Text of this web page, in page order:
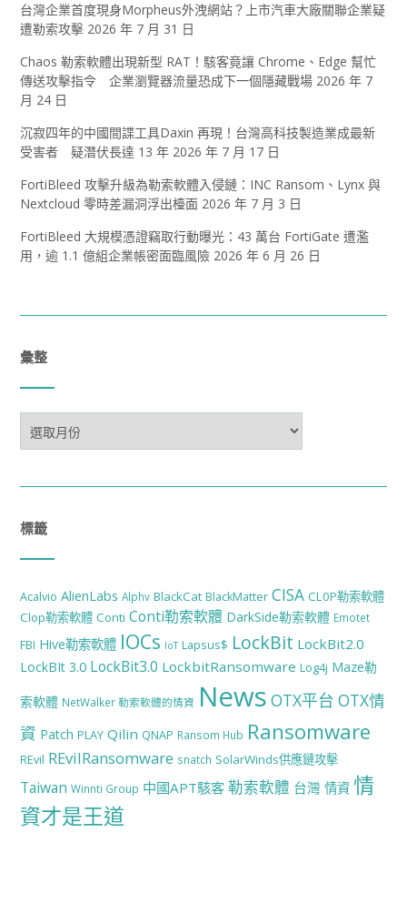
台灣企業首度現身Morpheus外洩網站？上市汽車大廠關聯企業疑
遭勒索攻擊 2026 年 7 月 31 日
Chaos 勒索軟體出現新型 RAT！駭客竟讓 Chrome、Edge 幫忙
傳送攻擊指令 企業瀏覽器流量恐成下一個隱藏戰場 2026 年 7
月 24 日
沉寂四年的中國間諜工具Daxin 再現！台灣高科技製造業成最新
受害者 疑潛伏長達 13 年 2026 年 7 月 17 日
FortiBleed 攻擊升級為勒索軟體入侵鏈：INC Ransom、Lynx 與
Nextcloud 零時差漏洞浮出檯面 2026 年 7 月 3 日
FortiBleed 大規模憑證竊取行動曝光：43 萬台 FortiGate 遭濫
用，逾 1.1 億組企業帳密面臨風險 2026 年 6 月 26 日
彙整
整
標籤
Acalvio AlienLabs Alphv BlackCat BlackMatter CISA CL0P勒索軟體
Clop勒索軟體 Conti Conti勒索軟體 DarkSide勒索軟體 Emotet
FBI Hive勒索軟體 IOCs IoT Lapsus$ LockBit LockBit2.0
LockBIt 3.0 LockBit3.0 LockbitRansomware Log4j Maze勒
索軟體 NetWalker 勒索軟體的情資 News OTX平台 OTX情
資 Patch PLAY Qilin QNAP Ransom Hub Ransomware
REvil REvilRansomware snatch SolarWinds供應鏈攻擊
Taiwan Winnti Group 中國APT駭客 勒索軟體 台灣 情資 情
資才是王道